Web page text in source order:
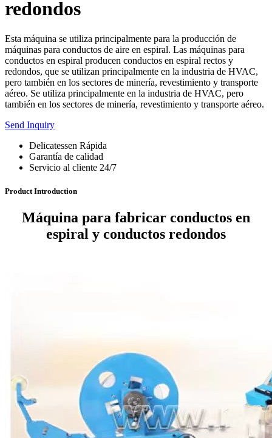
redondos
Esta máquina se utiliza principalmente para la producción de
máquinas para conductos de aire en espiral. Las máquinas para
conductos en espiral producen conductos en espiral rectos y
redondos, que se utilizan principalmente en la industria de HVAC,
pero también en los sectores de minería, revestimiento y transporte
aéreo. Se utiliza principalmente en la industria de HVAC, pero
también en los sectores de minería, revestimiento y transporte aéreo.
Send Inquiry
Delicatessen Rápida
Garantía de calidad
Servicio al cliente 24/7
Product Introduction
Máquina para fabricar conductos en
espiral y conductos redondos